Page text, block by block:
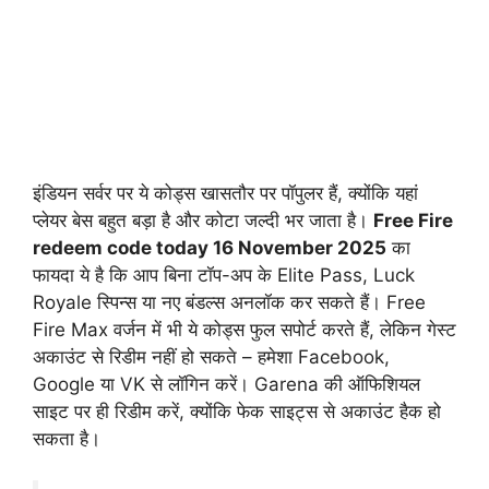
इंडियन सर्वर पर ये कोड्स खासतौर पर पॉपुलर हैं, क्योंकि यहां
प्लेयर बेस बहुत बड़ा है और कोटा जल्दी भर जाता है। Free Fire
redeem code today 16 November 2025 का
फायदा ये है कि आप बिना टॉप-अप के Elite Pass, Luck
Royale स्पिन्स या नए बंडल्स अनलॉक कर सकते हैं। Free
Fire Max वर्जन में भी ये कोड्स फुल सपोर्ट करते हैं, लेकिन गेस्ट
अकाउंट से रिडीम नहीं हो सकते – हमेशा Facebook,
Google या VK से लॉगिन करें। Garena की ऑफिशियल
साइट पर ही रिडीम करें, क्योंकि फेक साइट्स से अकाउंट हैक हो
सकता है।